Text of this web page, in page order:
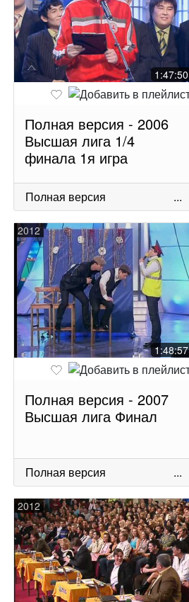
1:47:50
Полная версия - 2006
Высшая лига 1/4
финала 1я игра
Полная версия ...
2012
1:48:57
Полная версия - 2007
Высшая лига Финал
Полная версия ...
2012